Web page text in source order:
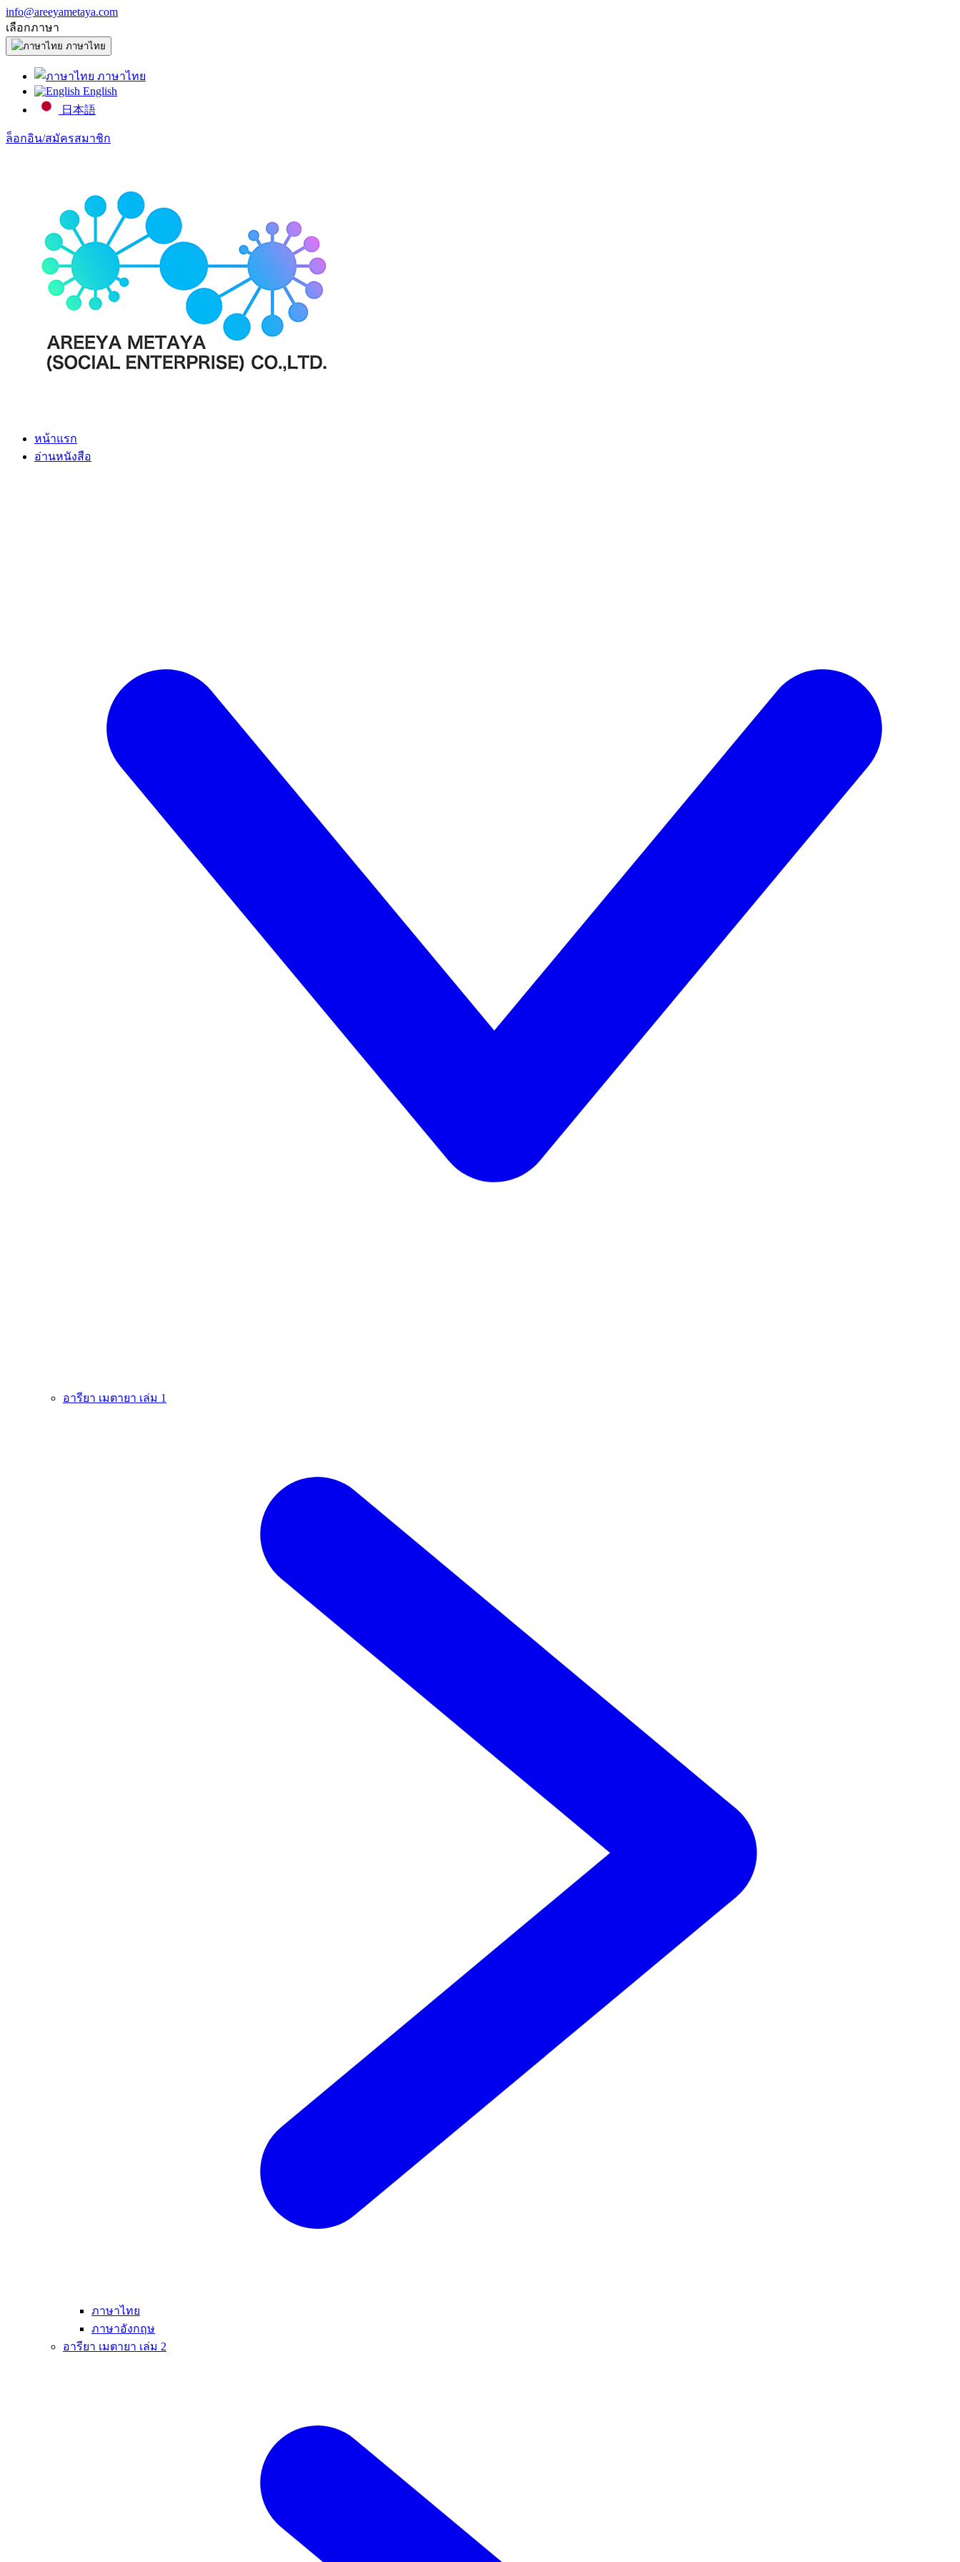
info@areeyametaya.com
เลือกภาษา
ภาษาไทย
ภาษาไทย
English
日本語
ล็อกอิน/สมัครสมาชิก
หน้าแรก
อ่านหนังสือ
อารียา เมตายา เล่ม 1
ภาษาไทย
ภาษาอังกฤษ
อารียา เมตายา เล่ม 2